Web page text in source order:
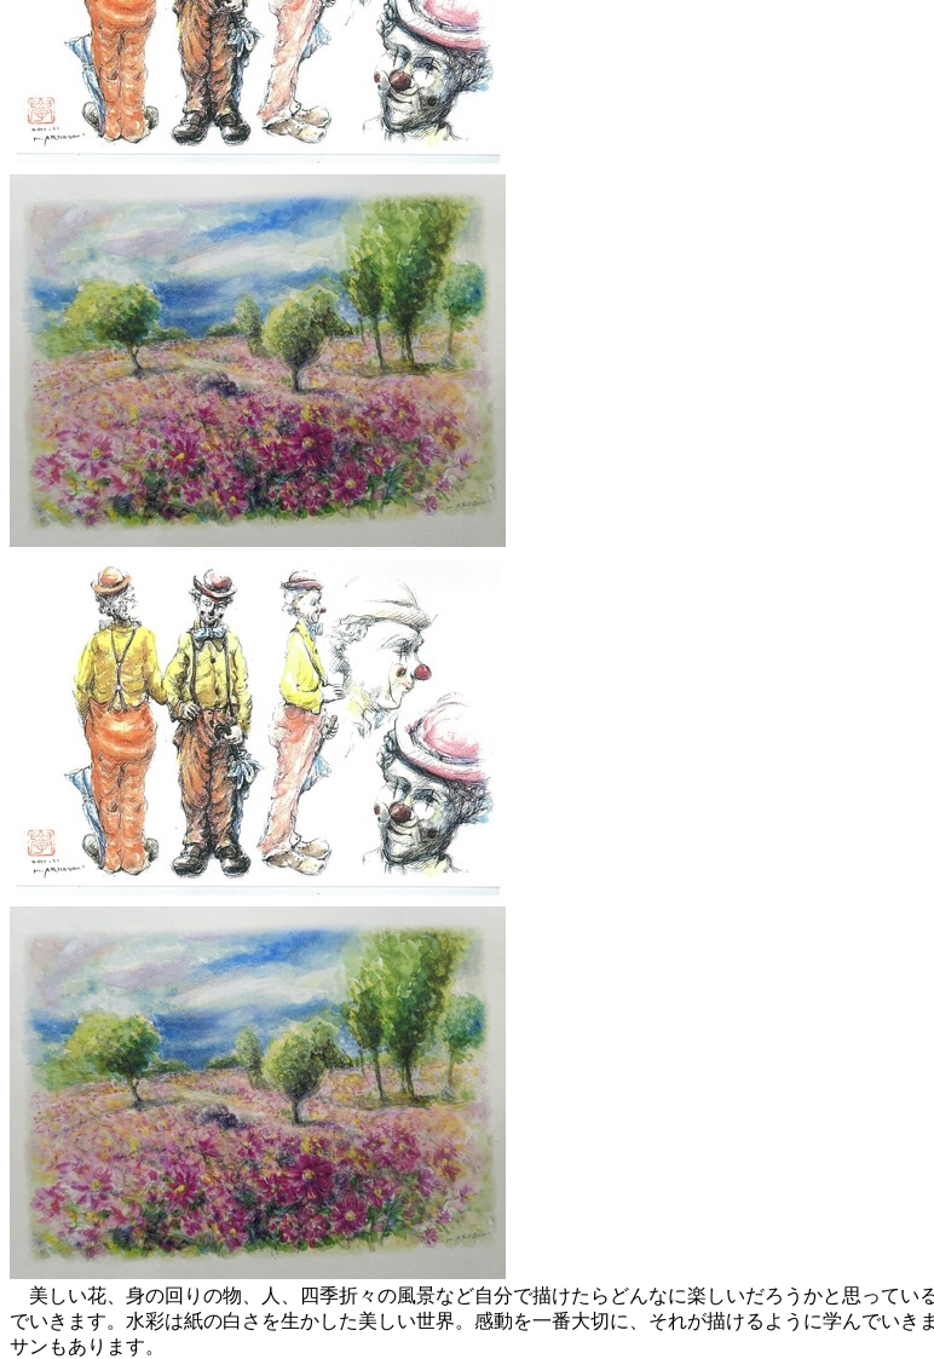
美しい花、身の回りの物、人、四季折々の風景など自分で描けたらどんなに楽しいだろうかと思って
でいきます。水彩は紙の白さを生かした美しい世界。感動を一番大切に、それが描けるように学んでい
サンもあります。